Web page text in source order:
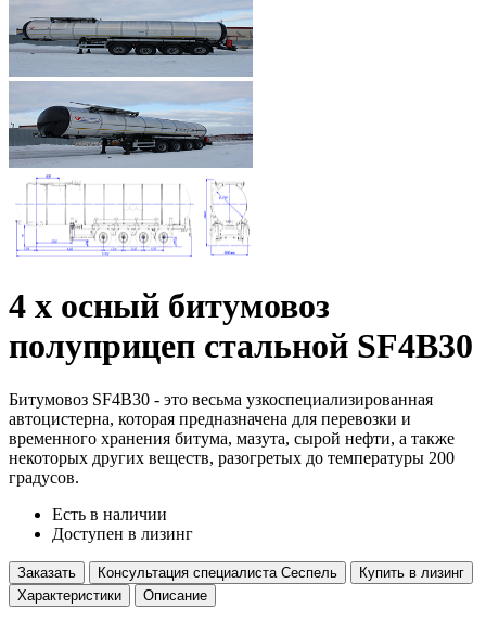
4 х осный битумовоз
полуприцеп стальной SF4B30
Битумовоз SF4B30 - это весьма узкоспециализированная
автоцистерна, которая предназначена для перевозки и
временного хранения битума, мазута, сырой нефти, а также
некоторых других веществ, разогретых до температуры 200
градусов.
Есть в наличии
Доступен в лизинг
Заказать Консультация специалиста Сеспель
Купить в лизинг
Характеристики
Описание